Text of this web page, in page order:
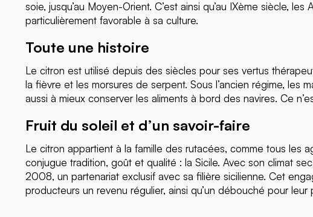
soie, jusqu’au Moyen-Orient. C’est ainsi qu’au IXème siècle,
particulièrement favorable à sa culture.
Toute une histoire
Le citron est utilisé depuis des siècles pour ses vertus
la fièvre et les morsures de serpent. Sous l’ancien régime, les
aussi à mieux conserver les aliments à bord des navires. Ce
Fruit du soleil et d’un savoir-faire
Le citron appartient à la famille des rutacées, comme tous les
conjugue tradition, goût et qualité : la Sicile. Avec son climat
2008, un partenariat exclusif avec sa filière sicilienne. Cet
producteurs un revenu régulier, ainsi qu’un débouché pour leur